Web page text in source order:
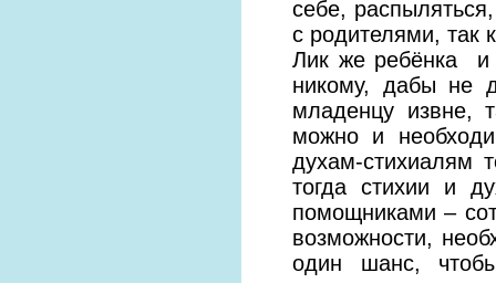
себе,
с родителями, так
Лик же ребёнка и
никому, дабы не
младенцу извне,
можно и
духам-стихиалям
тогда стихии и
помощниками –
возможности,
один шанс,